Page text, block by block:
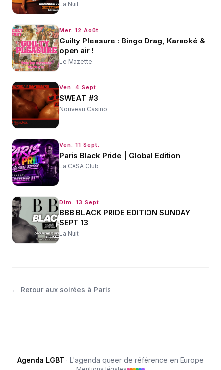
La Nuit
Mer. 12 Août
Guilty Pleasure : Bingo Drag, Karaoké &
open air !
Le Mazette
Ven. 4 Sept.
SWEAT #3
Nouveau Casino
Ven. 11 Sept.
Paris Black Pride | Global Edition
La CASA Club
Dim. 13 Sept.
BBB BLACK PRIDE EDITION SUNDAY
SEPT 13
La Nuit
← Retour aux soirées à Paris
Agenda LGBT · L'agenda queer de référence en Europe